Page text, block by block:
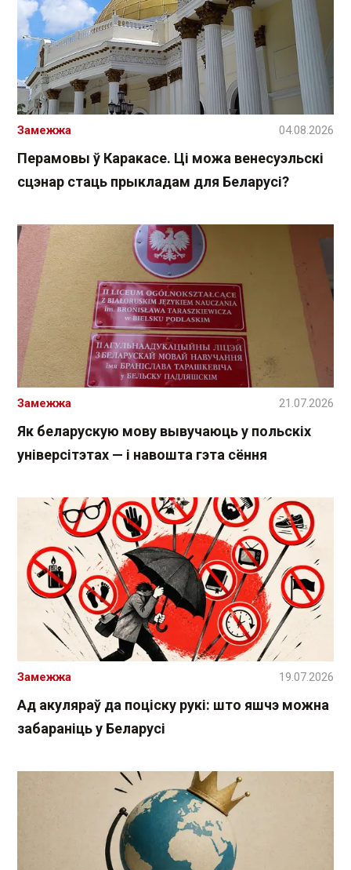
Перамовы ў Каракасе. Ці можа венесуэльскі
сцэнар стаць прыкладам для Беларусі?
Замежжа 04.08.2026
Як беларускую мову вывучаюць у польскіх
універсітэтах — і навошта гэта сёння
Замежжа 21.07.2026
Ад акуляраў да поціску рукі: што яшчэ можна
забараніць у Беларусі
Замежжа 19.07.2026